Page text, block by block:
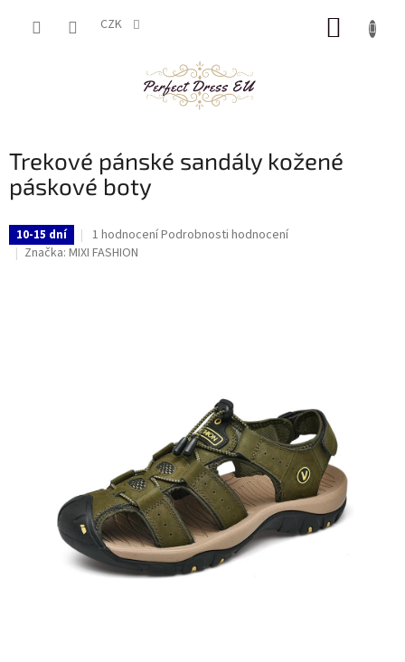
CZK
Trekové pánské sandály kožené
páskové boty
10-15 dní
Průměrné
hodnocení
1 hodnoceníPodrobnosti hodnocení
Značka: MIXI FASHION